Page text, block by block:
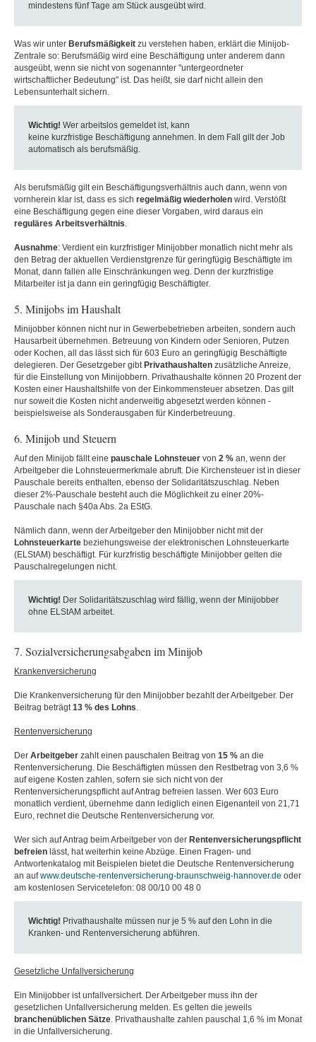
mindestens fünf Tage am Stück ausgeübt wird.
Was wir unter Berufsmäßigkeit zu verstehen haben, erklärt die Minijob-
Zentrale so: Berufsmäßig wird eine Beschäftigung unter anderem dann
ausgeübt, wenn sie nicht von sogenannter "untergeordneter
wirtschaftlicher Bedeutung" ist. Das heißt, sie darf nicht allein den
Lebensunterhalt sichern.
Wichtig! Wer arbeitslos gemeldet ist, kann
keine kurzfristige Beschäftigung annehmen. In dem Fall gilt der Job
automatisch als berufsmäßig.
Als berufsmäßig gilt ein Beschäftigungsverhältnis auch dann, wenn von
vornherein klar ist, dass es sich regelmäßig wiederholen wird. Verstößt
eine Beschäftigung gegen eine dieser Vorgaben, wird daraus ein
reguläres Arbeitsverhältnis.
Ausnahme: Verdient ein kurzfristiger Minijobber monatlich nicht mehr als
den Betrag der aktuellen Verdienstgrenze für geringfügig Beschäftigte im
Monat, dann fallen alle Einschränkungen weg. Denn der kurzfristige
Mitarbeiter ist ja dann ein geringfügig Beschäftigter.
5. Minijobs im Haushalt
Minijobber können nicht nur in Gewerbebetrieben arbeiten, sondern auch
Hausarbeit übernehmen. Betreuung von Kindern oder Senioren, Putzen
oder Kochen, all das lässt sich für 603 Euro an geringfügig Beschäftigte
delegieren. Der Gesetzgeber gibt Privathaushalten zusätzliche Anreize,
für die Einstellung von Minijobbern. Privathaushalte können 20 Prozent der
Kosten einer Haushaltshilfe von der Einkommensteuer absetzen. Das gilt
nur soweit die Kosten nicht anderweitig abgesetzt werden können -
beispielsweise als Sonderausgaben für Kinderbetreuung.
6. Minijob und Steuern
Auf den Minijob fällt eine pauschale Lohnsteuer von 2 % an, wenn der
Arbeitgeber die Lohnsteuermerkmale abruft. Die Kirchensteuer ist in dieser
Pauschale bereits enthalten, ebenso der Solidaritätszuschlag. Neben
dieser 2%-Pauschale besteht auch die Möglichkeit zu einer 20%-
Pauschale nach §40a Abs. 2a EStG.
Nämlich dann, wenn der Arbeitgeber den Minijobber nicht mit der
Lohnsteuerkarte beziehungsweise der elektronischen Lohnsteuerkarte
(ELStAM) beschäftigt. Für kurzfristig beschäftigte Minijobber gelten die
Pauschalregelungen nicht.
Wichtig! Der Solidaritätszuschlag wird fällig, wenn der Minijobber
ohne ELStAM arbeitet.
7. Sozialversicherungsabgaben im Minijob
Krankenversicherung
Die Krankenversicherung für den Minijobber bezahlt der Arbeitgeber. Der
Beitrag beträgt13 % des Lohns.
Rentenversicherung
Der Arbeitgeber zahlt einen pauschalen Beitrag von 15 % an die
Rentenversicherung. Die Beschäftigten müssen den Restbetrag von 3,6 %
auf eigene Kosten zahlen, sofern sie sich nicht von der
Rentenversicherungspflicht auf Antrag befreien lassen. Wer 603 Euro
monatlich verdient, übernehme dann lediglich einen Eigenanteil von 21,71
Euro, rechnet die Deutsche Rentenversicherung vor.
Wer sich auf Antrag beim Arbeitgeber von der Rentenversicherungspflicht
befreien lässt, hat weiterhin keine Abzüge. Einen Fragen- und
Antwortenkatalog mit Beispielen bietet die Deutsche Rentenversicherung
an aufwww.deutsche-rentenversicherung-braunschweig-hannover.de oder
am kostenlosen Servicetelefon: 08 00/10 00 48 0
Wichtig! Privathaushalte müssen nur je 5 % auf den Lohn in die
Kranken- und Rentenversicherung abführen.
Gesetzliche Unfallversicherung
Ein Minijobber ist unfallversichert. Der Arbeitgeber muss ihn der
gesetzlichen Unfallversicherung melden. Es gelten die jeweils
branchenüblichen Sätze. Privathaushalte zahlen pauschal 1,6 % im Monat
in die Unfallversicherung.